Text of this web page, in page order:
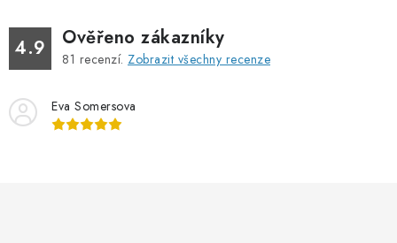
p
s
u
4.9 Ověřeno zákazníky
81 recenzí. Zobrazit všechny recenze
Eva Somersova